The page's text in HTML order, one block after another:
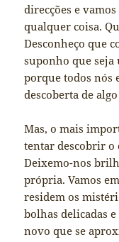
direcções e
qualquer coisa.
Desconheço que
suponho que seja
porque todos nós
descoberta de
Mas, o mais
tentar descobrir o
Deixemo-nos
própria. Vamos
residem os
bolhas delicadas
novo que se